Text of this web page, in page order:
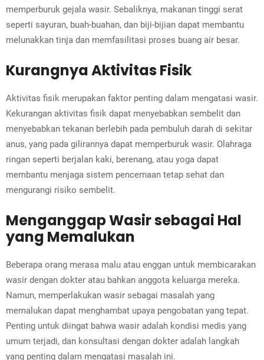
memperburuk gejala wasir. Sebaliknya, makanan tinggi serat
seperti sayuran, buah-buahan, dan biji-bijian dapat membantu
melunakkan tinja dan memfasilitasi proses buang air besar.
Kurangnya Aktivitas Fisik
Aktivitas fisik merupakan faktor penting dalam mengatasi wasir.
Kekurangan aktivitas fisik dapat menyebabkan sembelit dan
menyebabkan tekanan berlebih pada pembuluh darah di sekitar
anus, yang pada gilirannya dapat memperburuk wasir. Olahraga
ringan seperti berjalan kaki, berenang, atau yoga dapat
membantu menjaga sistem pencernaan tetap sehat dan
mengurangi risiko sembelit.
Menganggap Wasir sebagai Hal
yang Memalukan
Beberapa orang merasa malu atau enggan untuk membicarakan
wasir dengan dokter atau bahkan anggota keluarga mereka.
Namun, memperlakukan wasir sebagai masalah yang
memalukan dapat menghambat upaya pengobatan yang tepat.
Penting untuk diingat bahwa wasir adalah kondisi medis yang
umum terjadi, dan konsultasi dengan dokter adalah langkah
yang penting dalam mengatasi masalah ini.